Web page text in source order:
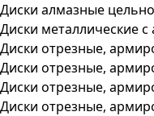
Диски алмазные
Диски металлические
Диски отрезные,
Диски отрезные,
Диски отрезные,
Диски отрезные,